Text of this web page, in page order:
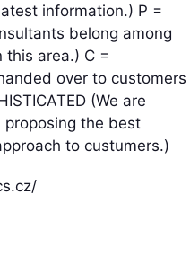
information.) P =
belong among
this area.) C =
over to customers
(We are
the best
to custumers.)